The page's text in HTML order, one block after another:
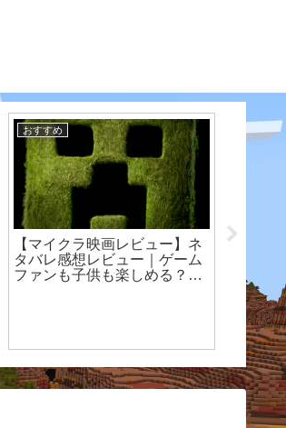
ゲーム
【マイクラ】チェストをおし
ゃれにできる！トラップドア
を使ってチェストを隠せる簡
ブログ
今：世
ドまと